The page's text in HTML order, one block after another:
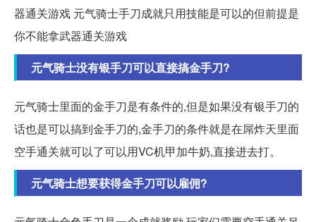
器通关游戏 元气骑士手刀成就只用技能是可以的但前提是
你不能拿武器通关游戏
元气骑士没有银手刀可以直接搞金手刀?
元气骑士里面的金手刀是有条件的,但是如果没有银手刀的
话也是可以搞到金手刀的,金手刀的条件就是在屌炸天里面
空手通关就可以了可以用VC机甲加牛奶,直接进去打。
元气骑士想要获得金手刀可以雇佣?